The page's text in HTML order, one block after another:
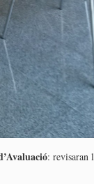
: revisaran